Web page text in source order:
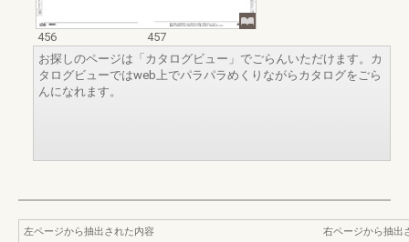
456
457
お探しのページは「カタログビュー」でごらんいただけます。カ
タログビューではweb上でパラパラめくりながらカタログをごら
んになれます。
左ページから抽出された内容
右ページから抽出